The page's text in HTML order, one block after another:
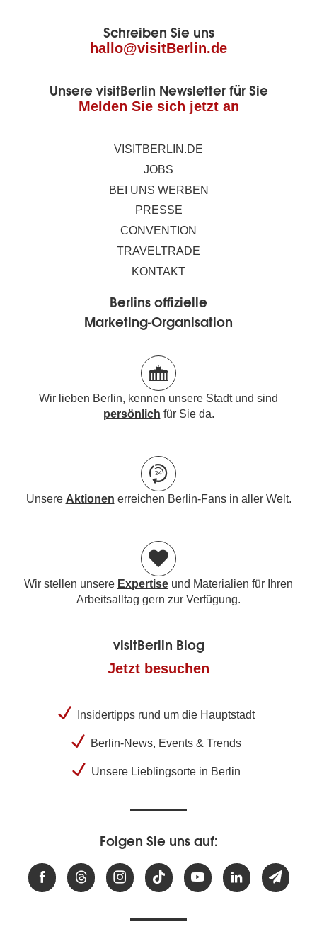
Seite
Schreiben Sie uns
hallo@visitBerlin.de
Unsere visitBerlin Newsletter für Sie
Melden Sie sich jetzt an
VISITBERLIN.DE
JOBS
BEI UNS WERBEN
PRESSE
CONVENTION
TRAVELTRADE
KONTAKT
Berlins offizielle
Marketing-Organisation
Wir lieben Berlin, kennen unsere Stadt und sind
persönlich für Sie da.
Unsere Aktionen erreichen Berlin-Fans in aller Welt.
Wir stellen unsere Expertise und Materialien für Ihren
Arbeitsalltag gern zur Verfügung.
visitBerlin Blog
Jetzt besuchen
Insidertipps rund um die Hauptstadt
Berlin-News, Events & Trends
Unsere Lieblingsorte in Berlin
Folgen Sie uns auf: